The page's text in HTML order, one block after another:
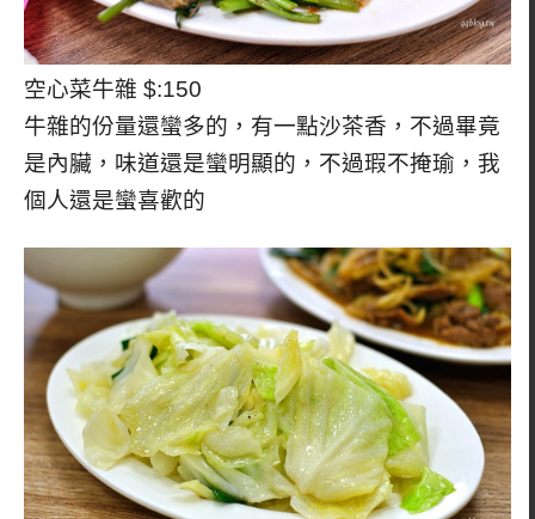
空心菜牛雜 $:150
牛雜的份量還蠻多的，有一點沙茶香，不過畢竟
是內臟，味道還是蠻明顯的，不過瑕不掩瑜，我
個人還是蠻喜歡的